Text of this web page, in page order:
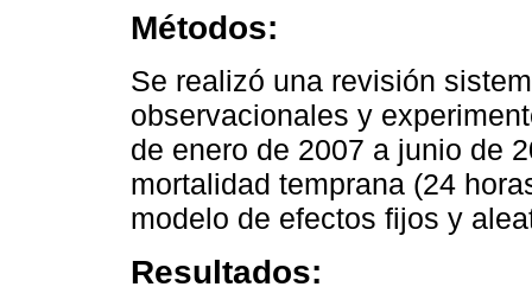
Métodos:
Se realizó una revisión
observacionales y
de enero de 2007 a junio de
mortalidad temprana (24
modelo de efectos fijos y
Resultados: